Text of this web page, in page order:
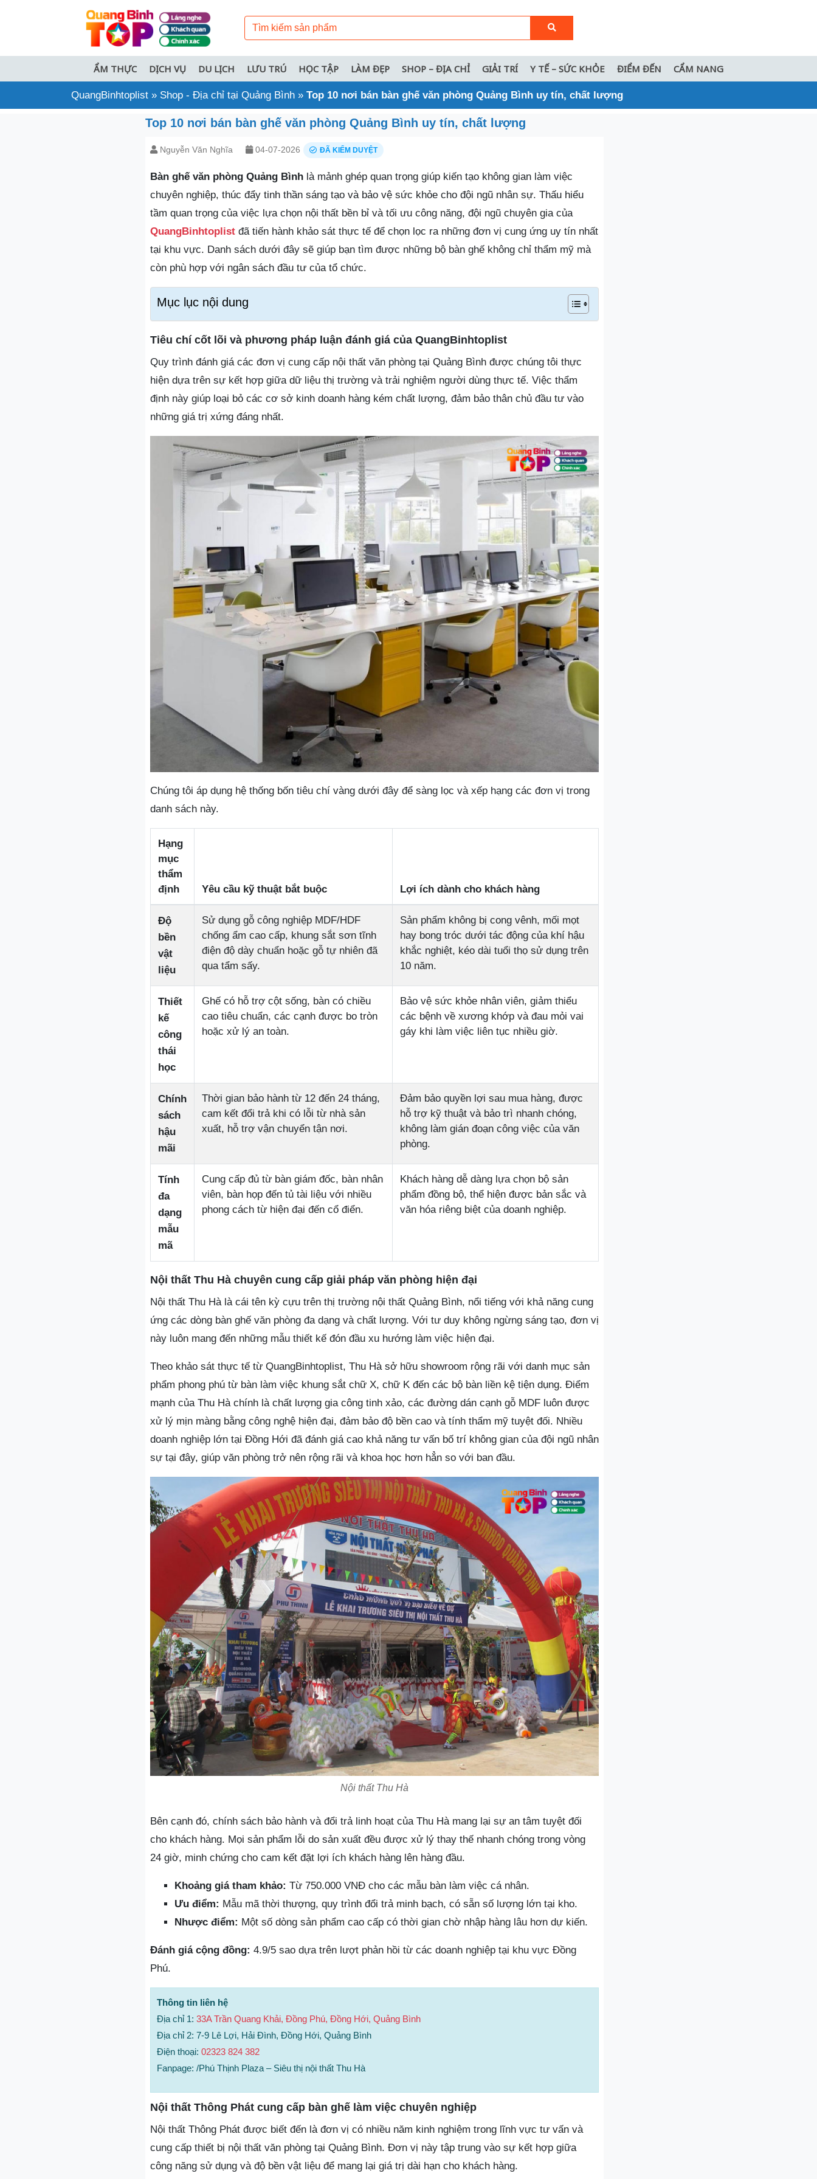
ẨM THỰC DỊCH VỤ DU LỊCH LƯU TRÚ HỌC TẬP LÀM ĐẸP SHOP – ĐỊA CHỈ GIẢI TRÍ Y TẾ – SỨC KHỎE ĐIỂM ĐẾN CẨM NANG
QuangBinhtoplist » Shop - Địa chỉ tại Quảng Bình » Top 10 nơi bán bàn ghế văn phòng Quảng Bình uy tín, chất lượng
Top 10 nơi bán bàn ghế văn phòng Quảng Bình uy tín, chất lượng
Nguyễn Văn Nghĩa 04-07-2026 ĐÃ KIỂM DUYỆT
Bàn ghế văn phòng Quảng Bình là mảnh ghép quan trọng giúp kiến tạo không gian làm việc
chuyên nghiệp, thúc đẩy tinh thần sáng tạo và bảo vệ sức khỏe cho đội ngũ nhân sự. Thấu hiểu
tầm quan trọng của việc lựa chọn nội thất bền bỉ và tối ưu công năng, đội ngũ chuyên gia của
QuangBinhtoplist đã tiến hành khảo sát thực tế để chọn lọc ra những đơn vị cung ứng uy tín nhất
tại khu vực. Danh sách dưới đây sẽ giúp bạn tìm được những bộ bàn ghế không chỉ thẩm mỹ mà
còn phù hợp với ngân sách đầu tư của tổ chức.
Mục lục nội dung
Tiêu chí cốt lõi và phương pháp luận đánh giá của QuangBinhtoplist
Quy trình đánh giá các đơn vị cung cấp nội thất văn phòng tại Quảng Bình được chúng tôi thực
hiện dựa trên sự kết hợp giữa dữ liệu thị trường và trải nghiệm người dùng thực tế. Việc thẩm
định này giúp loại bỏ các cơ sở kinh doanh hàng kém chất lượng, đảm bảo thân chủ đầu tư vào
những giá trị xứng đáng nhất.
Chúng tôi áp dụng hệ thống bốn tiêu chí vàng dưới đây để sàng lọc và xếp hạng các đơn vị trong
danh sách này.
Hạng
mục
thẩm
định
Yêu cầu kỹ thuật bắt buộc Lợi ích dành cho khách hàng
Độ
bền
vật
liệu
Sử dụng gỗ công nghiệp MDF/HDF
chống ẩm cao cấp, khung sắt sơn tĩnh
điện độ dày chuẩn hoặc gỗ tự nhiên đã
qua tẩm sấy.
Sản phẩm không bị cong vênh, mối mọt
hay bong tróc dưới tác động của khí hậu
khắc nghiệt, kéo dài tuổi thọ sử dụng trên
10 năm.
Thiết
kế
công
thái
học
Ghế có hỗ trợ cột sống, bàn có chiều
cao tiêu chuẩn, các cạnh được bo tròn
hoặc xử lý an toàn.
Bảo vệ sức khỏe nhân viên, giảm thiểu
các bệnh về xương khớp và đau mỏi vai
gáy khi làm việc liên tục nhiều giờ.
Chính
sách
hậu
mãi
Thời gian bảo hành từ 12 đến 24 tháng,
cam kết đổi trả khi có lỗi từ nhà sản
xuất, hỗ trợ vận chuyển tận nơi.
Đảm bảo quyền lợi sau mua hàng, được
hỗ trợ kỹ thuật và bảo trì nhanh chóng,
không làm gián đoạn công việc của văn
phòng.
Tính
đa
dạng
mẫu
mã
Cung cấp đủ từ bàn giám đốc, bàn nhân
viên, bàn họp đến tủ tài liệu với nhiều
phong cách từ hiện đại đến cổ điển.
Khách hàng dễ dàng lựa chọn bộ sản
phẩm đồng bộ, thể hiện được bản sắc và
văn hóa riêng biệt của doanh nghiệp.
Nội thất Thu Hà chuyên cung cấp giải pháp văn phòng hiện đại
Nội thất Thu Hà là cái tên kỳ cựu trên thị trường nội thất Quảng Bình, nổi tiếng với khả năng cung
ứng các dòng bàn ghế văn phòng đa dạng và chất lượng. Với tư duy không ngừng sáng tạo, đơn vị
này luôn mang đến những mẫu thiết kế đón đầu xu hướng làm việc hiện đại.
Theo khảo sát thực tế từ QuangBinhtoplist, Thu Hà sở hữu showroom rộng rãi với danh mục sản
phẩm phong phú từ bàn làm việc khung sắt chữ X, chữ K đến các bộ bàn liền kệ tiện dụng. Điểm
mạnh của Thu Hà chính là chất lượng gia công tinh xảo, các đường dán cạnh gỗ MDF luôn được
xử lý mịn màng bằng công nghệ hiện đại, đảm bảo độ bền cao và tính thẩm mỹ tuyệt đối. Nhiều
doanh nghiệp lớn tại Đồng Hới đã đánh giá cao khả năng tư vấn bố trí không gian của đội ngũ nhân
sự tại đây, giúp văn phòng trở nên rộng rãi và khoa học hơn hẳn so với ban đầu.
Nội thất Thu Hà
Bên cạnh đó, chính sách bảo hành và đổi trả linh hoạt của Thu Hà mang lại sự an tâm tuyệt đối
cho khách hàng. Mọi sản phẩm lỗi do sản xuất đều được xử lý thay thế nhanh chóng trong vòng
24 giờ, minh chứng cho cam kết đặt lợi ích khách hàng lên hàng đầu.
Khoảng giá tham khảo: Từ 750.000 VNĐ cho các mẫu bàn làm việc cá nhân.
Ưu điểm: Mẫu mã thời thượng, quy trình đổi trả minh bạch, có sẵn số lượng lớn tại kho.
Nhược điểm: Một số dòng sản phẩm cao cấp có thời gian chờ nhập hàng lâu hơn dự kiến.
Đánh giá cộng đồng: 4.9/5 sao dựa trên lượt phản hồi từ các doanh nghiệp tại khu vực Đồng
Phú.
Thông tin liên hệ
Địa chỉ 1: 33A Trần Quang Khải, Đồng Phú, Đồng Hới, Quảng Bình
Địa chỉ 2: 7-9 Lê Lợi, Hải Đình, Đồng Hới, Quảng Bình
Điện thoại: 02323 824 382
Fanpage: /Phú Thịnh Plaza – Siêu thị nội thất Thu Hà
Nội thất Thông Phát cung cấp bàn ghế làm việc chuyên nghiệp
Nội thất Thông Phát được biết đến là đơn vị có nhiều năm kinh nghiệm trong lĩnh vực tư vấn và
cung cấp thiết bị nội thất văn phòng tại Quảng Bình. Đơn vị này tập trung vào sự kết hợp giữa
công năng sử dụng và độ bền vật liệu để mang lại giá trị dài hạn cho khách hàng.